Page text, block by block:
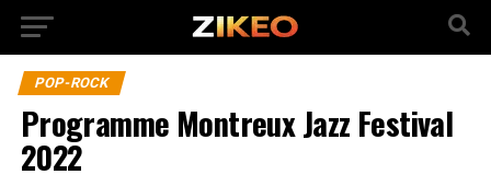
POP-ROCK
Programme Montreux Jazz Festival
2022